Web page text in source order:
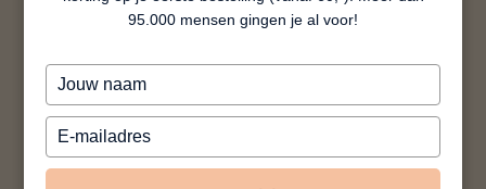
95.000 mensen gingen je al voor!
Typ
je
naam
Typ
je
e-